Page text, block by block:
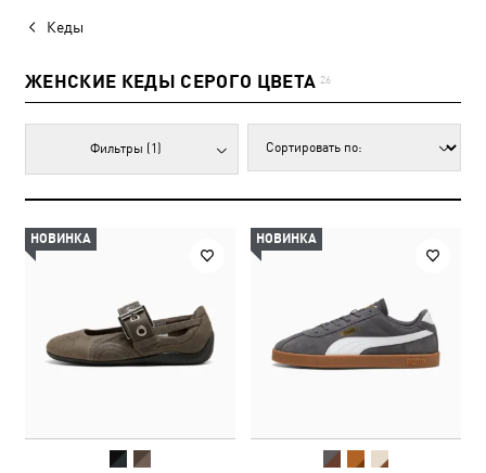
Кеды
ЖЕНСКИЕ КЕДЫ СЕРОГО ЦВЕТА 26
Фильтры (1)
НОВИНКА НОВИНКА